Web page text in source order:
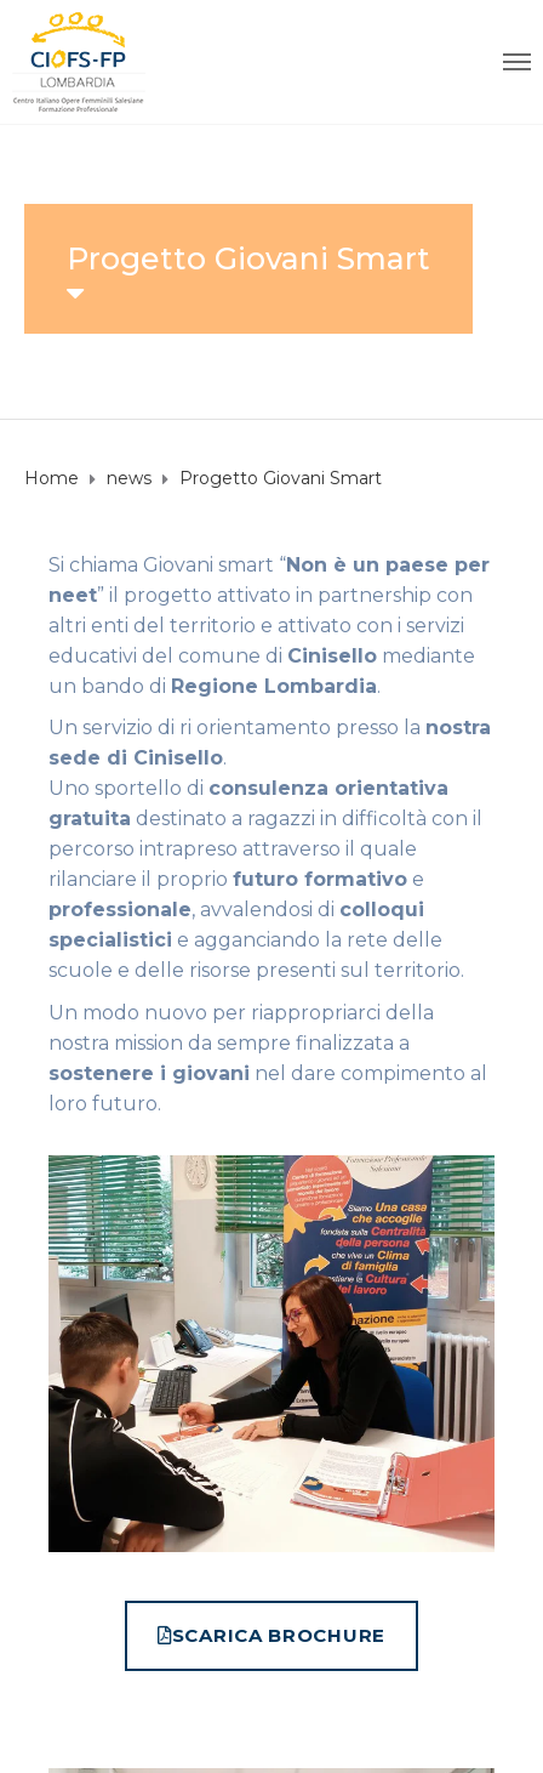
Progetto Giovani Smart
Home news Progetto Giovani Smart
Si chiama Giovani smart “Non è un paese per
neet” il progetto attivato in partnership con
altri enti del territorio e attivato con i servizi
educativi del comune di Cinisello mediante
un bando di Regione Lombardia.
Un servizio di ri orientamento presso la nostra
sede di Cinisello.
Uno sportello di consulenza orientativa
gratuita destinato a ragazzi in difficoltà con il
percorso intrapreso attraverso il quale
rilanciare il proprio futuro formativo e
professionale, avvalendosi di colloqui
specialistici e agganciando la rete delle
scuole e delle risorse presenti sul territorio.
Un modo nuovo per riappropriarci della
nostra mission da sempre finalizzata a
sostenere i giovani nel dare compimento al
loro futuro.
SCARICA BROCHURE